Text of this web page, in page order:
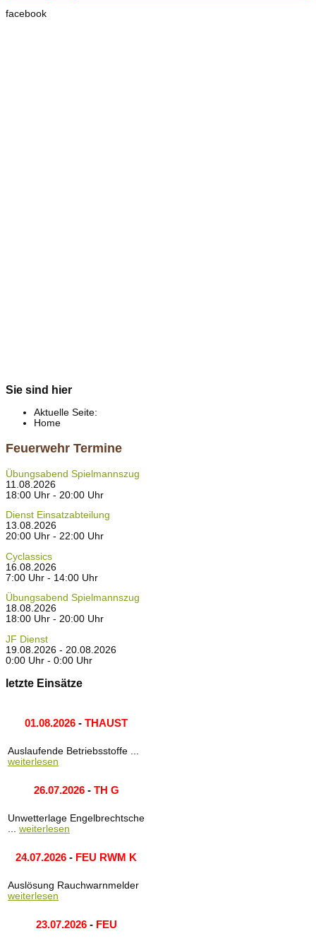
facebook
Sie sind hier
Aktuelle Seite:
Home
Feuerwehr Termine
Übungsabend Spielmannszug
11.08.2026
18:00 Uhr - 20:00 Uhr
Dienst Einsatzabteilung
13.08.2026
20:00 Uhr - 22:00 Uhr
Cyclassics
16.08.2026
7:00 Uhr - 14:00 Uhr
Übungsabend Spielmannszug
18.08.2026
18:00 Uhr - 20:00 Uhr
JF Dienst
19.08.2026 - 20.08.2026
0:00 Uhr - 0:00 Uhr
letzte Einsätze
01.08.2026 - THAUST
Auslaufende Betriebsstoffe ...
weiterlesen
26.07.2026- TH G
Unwetterlage Engelbrechtsche
... weiterlesen
24.07.2026 - FEU RWM K
Auslösung Rauchwarnmelder
weiterlesen
23.07.2026- FEU